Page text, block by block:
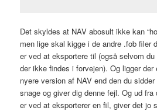
Det skyldes at NAV abosult ikke kan
men lige skal kigge i de andre .fob filer
er ved at eksportere til (også selvom
der ikke findes i forvejen). Og ligger
nyere version af NAV end den du
snage og giver dig denne fejl. Og ud
er ved at eksporterer en fil, giver det jo